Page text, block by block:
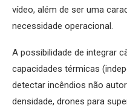
vídeo, além de ser uma
necessidade operacional.
A possibilidade de integrar
capacidades térmicas
detectar incêndios não
densidade, drones para